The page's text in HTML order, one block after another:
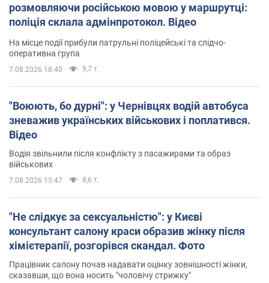
розмовляючи російською мовою у маршрутці:
поліція склала адмінпротокол. Відео
На місце події прибули патрульні поліцейські та слідчо-
оперативна група
7.08.2026 18:40 9,7 т.
"Воюють, бо дурні": у Чернівцях водій автобуса
зневажив українських військових і поплатився.
Відео
Водія звільнили після конфлікту з пасажирами та образ
військових
7.08.2026 15:47 8,6 т.
"Не слідкує за сексуальністю": у Києві
консультант салону краси образив жінку після
хімієтерапії, розгорівся скандал. Фото
Працівник салону почав надавати оцінку зовнішності жінки,
сказавши, що вона носить "чоловічу стрижку"